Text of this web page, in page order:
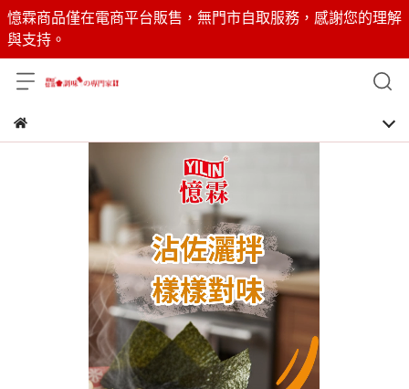
憶霖商品僅在電商平台販售，無門市自取服務，感謝您的理解
與支持。